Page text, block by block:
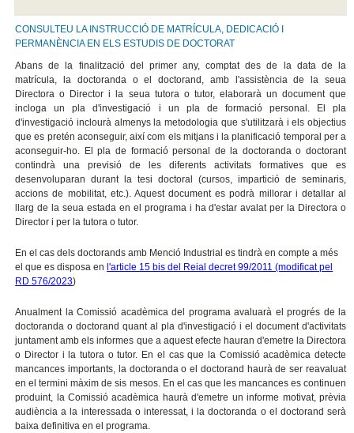
CONSULTEU LA INSTRUCCIÓ DE MATRÍCULA, DEDICACIÓ I
PERMANÈNCIA EN ELS ESTUDIS DE DOCTORAT
Abans de la finalització del primer any, comptat des de la data de la
matrícula, la doctoranda o el doctorand, amb l'assistència de la seua
Directora o Director i la seua tutora o tutor, elaborarà un document que
incloga un pla d'investigació i un pla de formació personal. El pla
d'investigació inclourà almenys la metodologia que s'utilitzarà i els objectius
que es pretén aconseguir, així com els mitjans i la planificació temporal per a
aconseguir-ho. El pla de formació personal de la doctoranda o doctorant
contindrà una previsió de les diferents activitats formatives que es
desenvoluparan durant la tesi doctoral (cursos, impartició de seminaris,
accions de mobilitat, etc.). Aquest document es podrà millorar i detallar al
llarg de la seua estada en el programa i ha d'estar avalat per la Directora o
Director i per la tutora o tutor.
En el cas dels doctorands amb Menció Industrial es tindrà en compte a més
el que es disposa en l'article 15 bis del Reial decret 99/2011 (modificat pel
RD 576/2023)
Anualment la Comissió acadèmica del programa avaluarà el progrés de la
doctoranda o doctorand quant al pla d'investigació i el document d'activitats
juntament amb els informes que a aquest efecte hauran d'emetre la Directora
o Director i la tutora o tutor. En el cas que la Comissió acadèmica detecte
mancances importants, la doctoranda o el doctorand haurà de ser reavaluat
en el termini màxim de sis mesos. En el cas que les mancances es continuen
produint, la Comissió acadèmica haurà d'emetre un informe motivat, prèvia
audiència a la interessada o interessat, i la doctoranda o el doctorand serà
baixa definitiva en el programa.